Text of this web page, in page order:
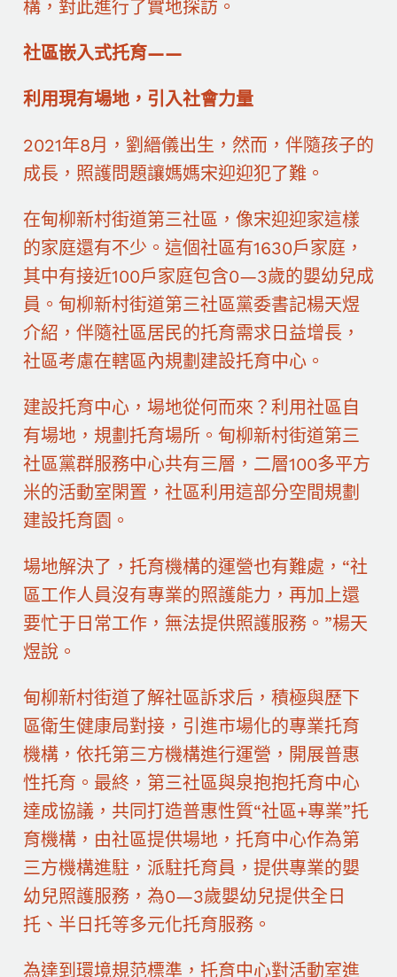
構，對此進行了實地探訪。
社區嵌入式托育——
利用現有場地，引入社會力量
2021年8月，劉縉儀出生，然而，伴隨孩子的
成長，照護問題讓媽媽宋迎迎犯了難。
在甸柳新村街道第三社區，像宋迎迎家這樣
的家庭還有不少。這個社區有1630戶家庭，
其中有接近100戶家庭包含0—3歲的嬰幼兒成
員。甸柳新村街道第三社區黨委書記楊天煜
介紹，伴隨社區居民的托育需求日益增長，
社區考慮在轄區內規劃建設托育中心。
建設托育中心，場地從何而來？利用社區自
有場地，規劃托育場所。甸柳新村街道第三
社區黨群服務中心共有三層，二層100多平方
米的活動室閑置，社區利用這部分空間規劃
建設托育園。
場地解決了，托育機構的運營也有難處，“社
區工作人員沒有專業的照護能力，再加上還
要忙于日常工作，無法提供照護服務。”楊天
煜說。
甸柳新村街道了解社區訴求后，積極與歷下
區衛生健康局對接，引進市場化的專業托育
機構，依托第三方機構進行運營，開展普惠
性托育。最終，第三社區與泉抱抱托育中心
達成協議，共同打造普惠性質“社區+專業”托
育機構，由社區提供場地，托育中心作為第
三方機構進駐，派駐托育員，提供專業的嬰
幼兒照護服務，為0—3歲嬰幼兒提供全日
托、半日托等多元化托育服務。
為達到環境規范標準，托育中心對活動室進